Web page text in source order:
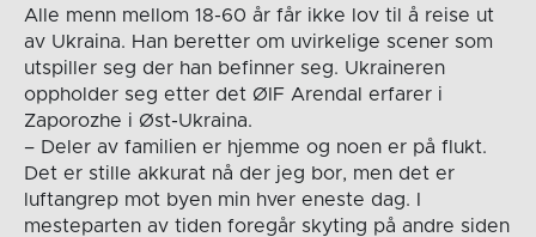
Alle menn mellom 18-60 år får ikke lov til å reise ut
av Ukraina. Han beretter om uvirkelige scener som
utspiller seg der han befinner seg. Ukraineren
oppholder seg etter det ØIF Arendal erfarer i
Zaporozhe i Øst-Ukraina.
– Deler av familien er hjemme og noen er på flukt.
Det er stille akkurat nå der jeg bor, men det er
luftangrep mot byen min hver eneste dag. I
mesteparten av tiden foregår skyting på andre siden